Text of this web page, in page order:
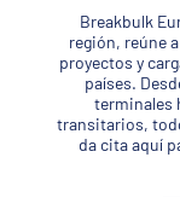
Breakbulk
región, reúne
proyectos y
países.
terminales
transitarios,
da cita aquí